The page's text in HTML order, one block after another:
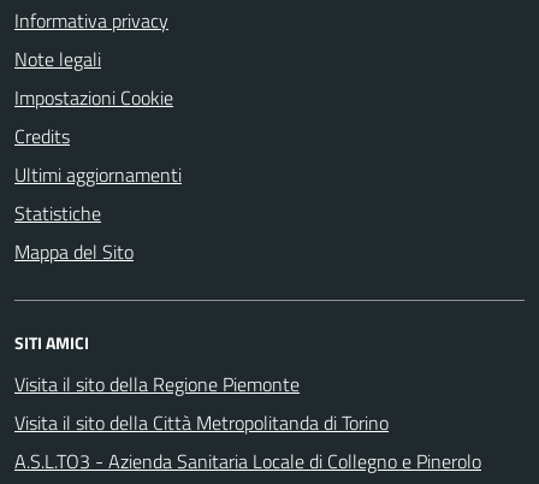
Informativa privacy
Note legali
Impostazioni Cookie
Credits
Ultimi aggiornamenti
Statistiche
Mappa del Sito
SITI AMICI
Visita il sito della Regione Piemonte
Visita il sito della Città Metropolitanda di Torino
A.S.L.TO3 - Azienda Sanitaria Locale di Collegno e Pinerolo